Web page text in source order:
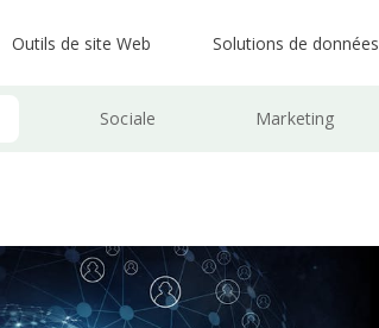
Outils de site Web Solutions de données
Sociale Marketing